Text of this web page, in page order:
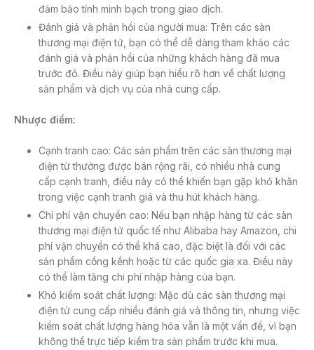
đảm bảo tính minh bạch trong giao dịch.
Đánh giá và phản hồi của người mua: Trên các sàn
thương mại điện tử, bạn có thể dễ dàng tham khảo các
đánh giá và phản hồi của những khách hàng đã mua
trước đó. Điều này giúp bạn hiểu rõ hơn về chất lượng
sản phẩm và dịch vụ của nhà cung cấp.
Nhược điểm:
Cạnh tranh cao: Các sản phẩm trên các sàn thương mại
điện tử thường được bán rộng rãi, có nhiều nhà cung
cấp cạnh tranh, điều này có thể khiến bạn gặp khó khăn
trong việc cạnh tranh giá và thu hút khách hàng.
Chi phí vận chuyển cao: Nếu bạn nhập hàng từ các sàn
thương mại điện tử quốc tế như Alibaba hay Amazon, chi
phí vận chuyển có thể khá cao, đặc biệt là đối với các
sản phẩm cồng kềnh hoặc từ các quốc gia xa. Điều này
có thể làm tăng chi phí nhập hàng của bạn.
Khó kiểm soát chất lượng: Mặc dù các sàn thương mại
điện tử cung cấp nhiều đánh giá và thông tin, nhưng việc
kiểm soát chất lượng hàng hóa vẫn là một vấn đề, vì bạn
không thể trực tiếp kiểm tra sản phẩm trước khi mua.